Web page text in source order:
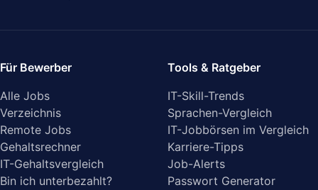
Für Bewerber
Alle Jobs
Verzeichnis
Remote Jobs
Gehaltsrechner
IT-Gehaltsvergleich
Bin ich unterbezahlt?
Tools & Ratgeber
IT-Skill-Trends
Sprachen-Vergleich
IT-Jobbörsen im Vergleich
Karriere-Tipps
Job-Alerts
Passwort Generator